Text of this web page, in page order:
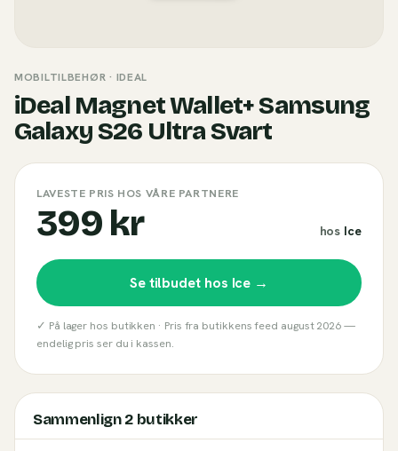
MOBILTILBEHØR · IDEAL
iDeal Magnet Wallet+ Samsung
Galaxy S26 Ultra Svart
LAVESTE PRIS HOS VÅRE PARTNERE
399 kr hos Ice
Se tilbudet hos Ice →
✓ På lager hos butikken · Pris fra butikkens feed august 2026—
endelig pris ser du i kassen.
Sammenlign2butikker